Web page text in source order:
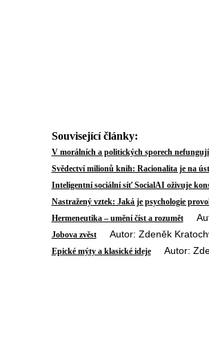
Související články:
V morálních a politických sporech
Svědectví milionů knih: Racionalita je na
Inteligentní sociální síť SocialAI oživuje
Nastražený vztek: Jaká je psychologie
Hermeneutika – umění číst a rozumět
Jobova zvěstAutor: Zdeněk
Epické mýty a klasické idejeAutor: